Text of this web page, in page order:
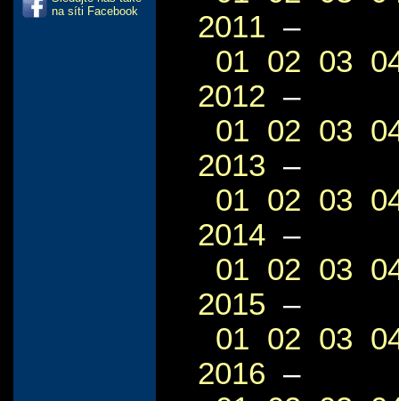
na síti Facebook
2011 –
01 02 03
2012 –
01 02 03
2013 –
01 02 03
2014 –
01 02 03
2015 –
01 02 03
2016 –